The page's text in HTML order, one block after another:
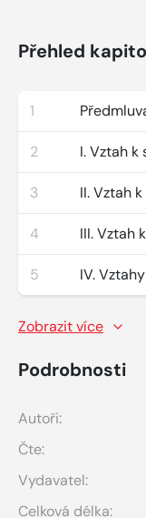
Přehled
1
2 I. Vztah k
3 II. Vztah
4 III. Vztah
5 IV.
Zobrazit více
Podrobnosti
Autoři:
Čte:
Vydavatel:
Celková délka: